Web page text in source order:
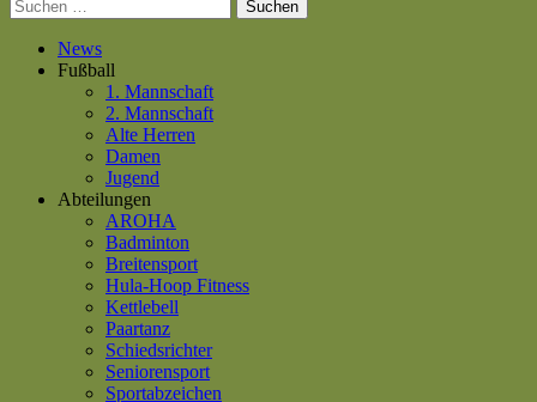
Menü
nach:
News
Fußball
1. Mannschaft
2. Mannschaft
Alte Herren
Damen
Jugend
Abteilungen
AROHA
Badminton
Breitensport
Hula-Hoop Fitness
Kettlebell
Paartanz
Schiedsrichter
Seniorensport
Sportabzeichen